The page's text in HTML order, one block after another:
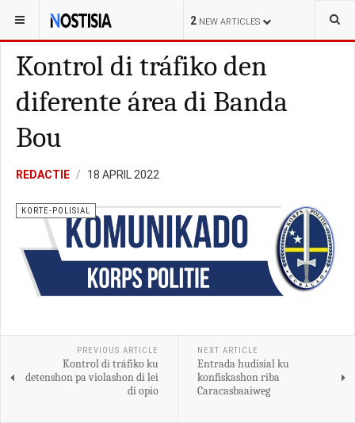
2 NEW ARTICLES
YOU ARE HERE: CURAÇAO LOKAL
Kontrol di tráfiko den
diferente área di Banda
Bou
REDACTIE 18 APRIL 2022
KORTE-POLISIAL
PREVIOUS ARTICLE
Kontrol di tráfiko ku
detenshon pa violashon di lei
di opio
NEXT ARTICLE
Entrada hudisial ku
konfiskashon riba
Caracasbaaiweg